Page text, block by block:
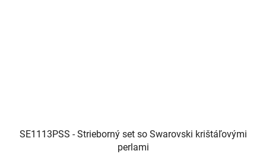
SE1113PSS - Strieborný set so Swarovski krištáľovými
perlami